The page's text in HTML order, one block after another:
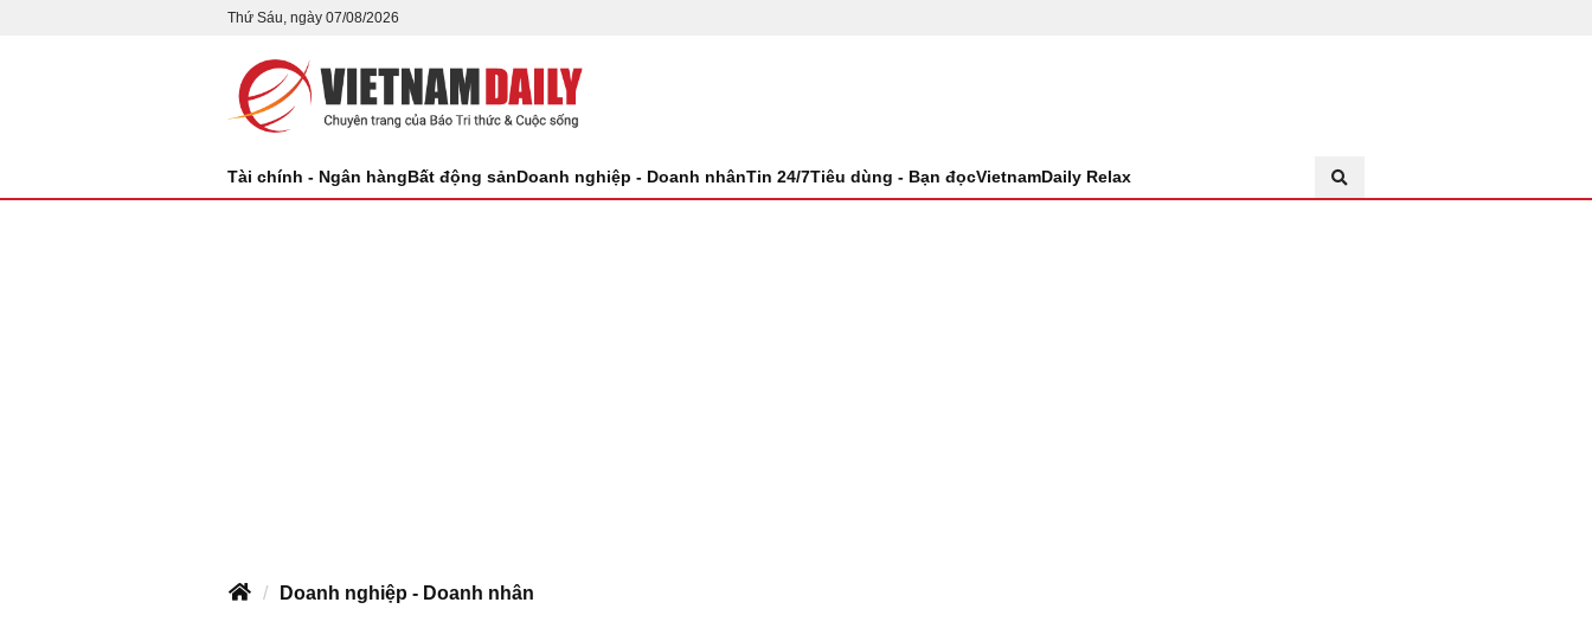
Thứ Sáu, ngày 07/08/2026
Tài chính - Ngân hàngBất động sảnDoanh nghiệp - Doanh nhânTin 24/7Tiêu dùng - Bạn đọcVietnamDaily Relax
Doanh nghiệp - Doanh nhân